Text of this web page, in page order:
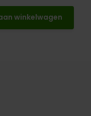
winkelwagen